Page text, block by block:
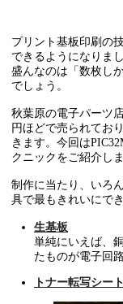
プリント基板印刷の
できるようになりま
盛んなのは「数枚し
でしょう。
秋葉原の電子パーツ
円ほどで売られてお
きます。今回は
クニックをご紹介しま
制作に当たり、いろ
具で最もきれいにでき
生基板
単純にいえば、
たものが電子回
トナー転写シート